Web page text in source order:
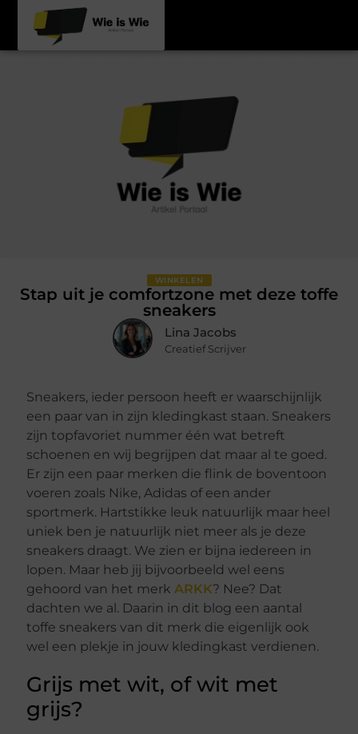
WINKELEN
Stap uit je comfortzone met deze toffe
sneakers
Lina Jacobs
Creatief Scrijver
Sneakers, ieder persoon heeft er waarschijnlijk
een paar van in zijn kledingkast staan. Sneakers
zijn topfavoriet nummer één wat betreft
schoenen en wij begrijpen dat maar al te goed.
Er zijn een paar merken die flink de boventoon
voeren zoals Nike, Adidas of een ander
sportmerk. Hartstikke leuk natuurlijk maar heel
uniek ben je natuurlijk niet meer als je deze
sneakers draagt. We zien er bijna iedereen in
lopen. Maar heb jij bijvoorbeeld wel eens
gehoord van het merkARKK? Nee? Dat
dachten we al. Daarin in dit blog een aantal
toffe sneakers van dit merk die eigenlijk ook
wel een plekje in jouw kledingkast verdienen.
Grijs met wit, of wit met
grijs?